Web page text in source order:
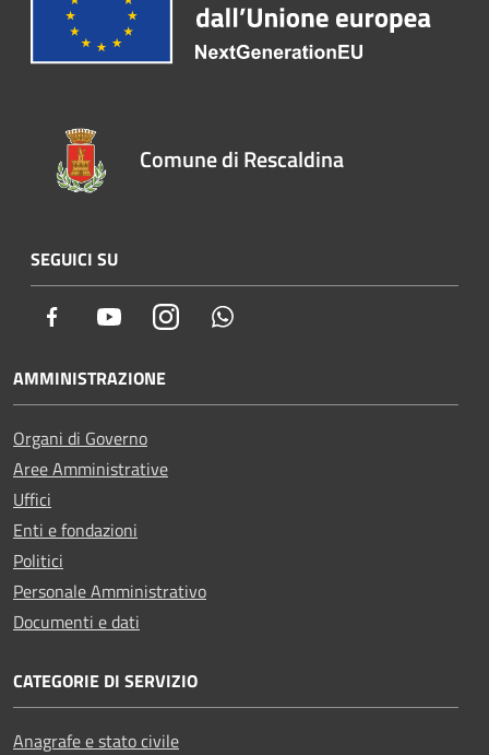
Comune di Rescaldina
SEGUICI SU
Facebook YoutubeInstagram
AMMINISTRAZIONE
Organi di Governo
Aree Amministrative
Uffici
Enti e fondazioni
Politici
Personale Amministrativo
Documenti e dati
CATEGORIE DI SERVIZIO
Anagrafe e stato civile